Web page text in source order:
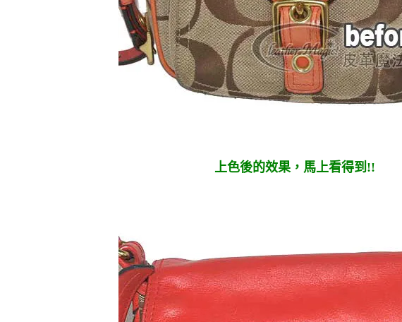
上色後的效果，馬上看得到!!